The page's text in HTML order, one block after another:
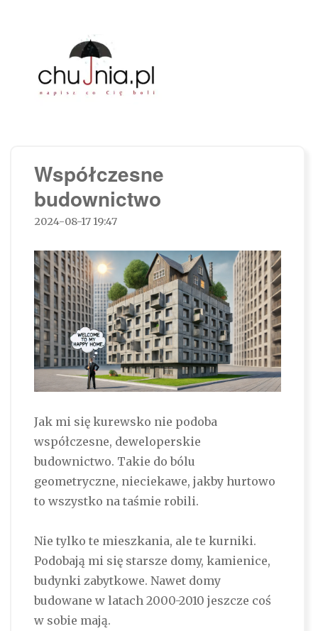
Współczesne
budownictwo
2024-08-17 19:47
Jak mi się kurewsko nie podoba
współczesne, deweloperskie
budownictwo. Takie do bólu
geometryczne, nieciekawe, jakby hurtowo
to wszystko na taśmie robili.
Nie tylko te mieszkania, ale te kurniki.
Podobają mi się starsze domy, kamienice,
budynki zabytkowe. Nawet domy
budowane w latach 2000-2010 jeszcze coś
w sobie mają.